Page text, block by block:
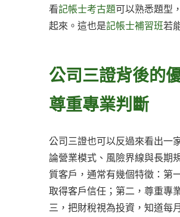
看記帳士考古題可以熟悉題型
起來。這也是記帳士補習班若
公司三證背後的
尊重專業判斷
公司三證也可以反過來看出一
論營業模式、風險界線與長期
質客戶，通常有幾個特徵：第
取得客戶信任；第二，尊重專
三，把財稅視為投資，知道每